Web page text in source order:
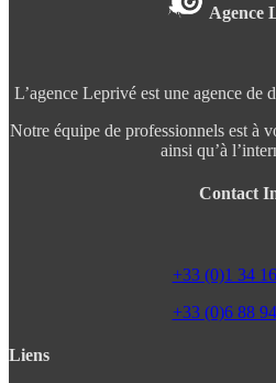
Agence
L’agence Leprivé est une agence de
Notre équipe de professionnels est à
ainsi qu’à
Contact
+33 (0)1 34
+33 (0)6 88
Liens